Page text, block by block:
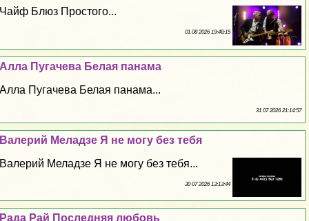
Чайф Блюз Простого...
01 08 2026 19:48:15
Алла Пугачева Белая панама
Алла Пугачева Белая панама...
31 07 2026 21:14:57
Валерий Меладзе Я не могу без тебя
Валерий Меладзе Я не могу без тебя...
30 07 2026 13:13:44
Рада Рай Последняя любовь